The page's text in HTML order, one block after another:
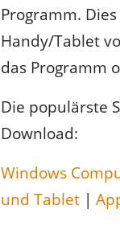
Programm.
Handy/Tablet
das Programm
Die populärste
Download:
Windows
und Tablet |